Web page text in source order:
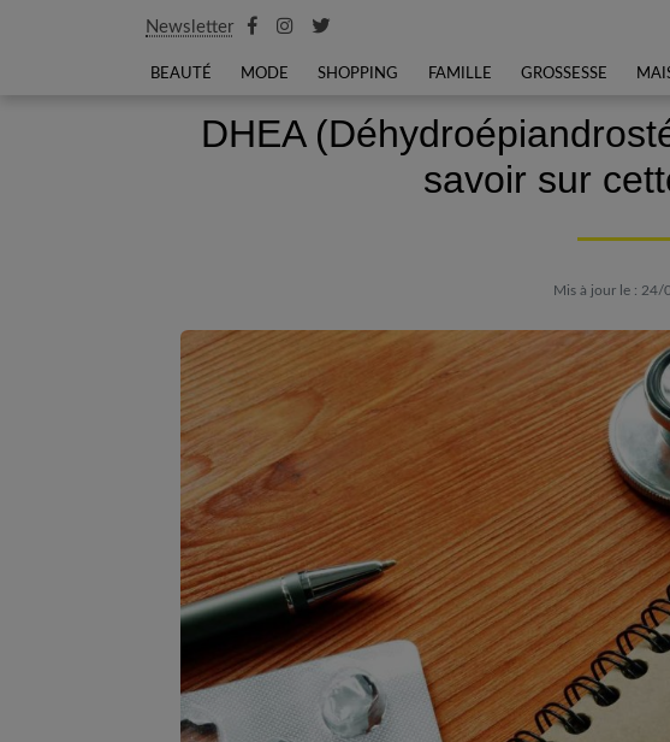
Newsletter
BEAUTÉ MODE SHOPPING FAMILLE GROSSESSE
DHEA
savoir sur
Mis à jour le :